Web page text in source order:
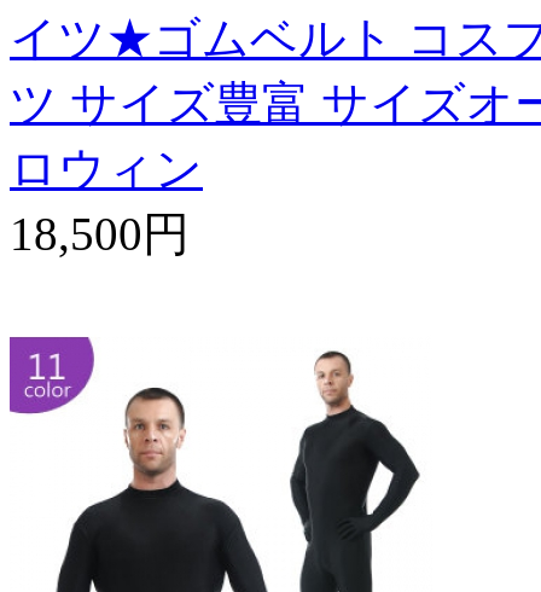
イツ★ゴムベルト コスプ
ツ サイズ豊富 サイズオ
ロウィン
18,500円